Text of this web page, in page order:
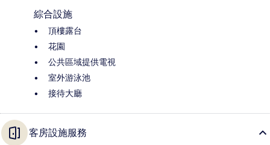
綜合設施
頂樓露台
花園
公共區域提供電視
室外游泳池
接待大廳
客房設施服務